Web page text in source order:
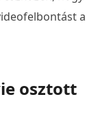
a
osztott